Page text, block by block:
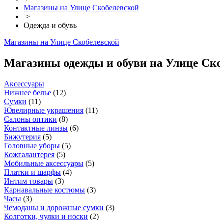
Магазины на Улице Скобелевской
>
Одежда и обувь
Магазины на Улице Скобелевской
Магазины одежды и обуви на Улице
Аксессуары
Нижнее белье (12)
Сумки (11)
Ювелирные украшения (11)
Салоны оптики (8)
Контактные линзы (6)
Бижутерия (5)
Головные уборы (5)
Кожгалантерея (5)
Мобильные аксессуары (5)
Платки и шарфы (4)
Интим товары (3)
Карнавальные костюмы (3)
Часы (3)
Чемоданы и дорожные сумки (3)
Колготки, чулки и носки (2)